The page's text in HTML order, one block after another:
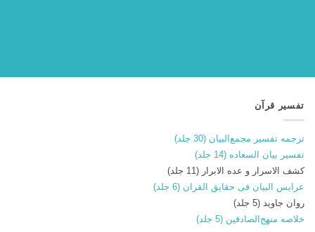
تفسیر قرآن
ترجمه تفسیر مجمع‌البیان (30 جلد)
تفسیر بیان السعاده (14 جلد)
کشف الاسرار و عده الابرار (11 جلد)
عرایس البیان فی حقایق القران (6 جلد)
روان جاوید (5 جلد)
خلاصه منهج‌الصادقین (5 جلد)